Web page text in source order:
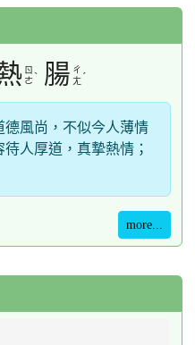
ㄖ
ㄜˋ 腸 ㄔ
ㄤˊ
風尚，不似今人薄情
人厚道，真摯熱情；
more...